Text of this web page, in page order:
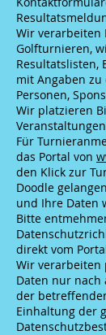
Wir verarbeiten
Golfturnieren,
Resultatslisten,
mit Angaben
Personen,
Wir platzieren
Für
das Portal von
den Klick zur
Doodle
und Ihre Daten
Bitte
direkt vom
Wir verarbeiten
Daten nur nach
der
Einhaltung der